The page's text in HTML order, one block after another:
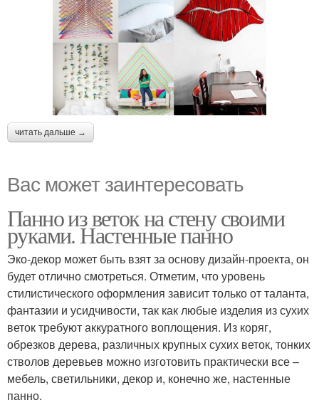
читать дальше →
Вас может заинтересовать
Панно из веток на стену своими
руками. Настенные панно
Эко-декор может быть взят за основу дизайн-проекта, он
будет отлично смотреться. Отметим, что уровень
стилистического оформления зависит только от таланта,
фантазии и усидчивости, так как любые изделия из сухих
веток требуют аккуратного воплощения. Из коряг,
обрезков дерева, различных крупных сухих веток, тонких
стволов деревьев можно изготовить практически все –
мебель, светильники, декор и, конечно же, настенные
панно.